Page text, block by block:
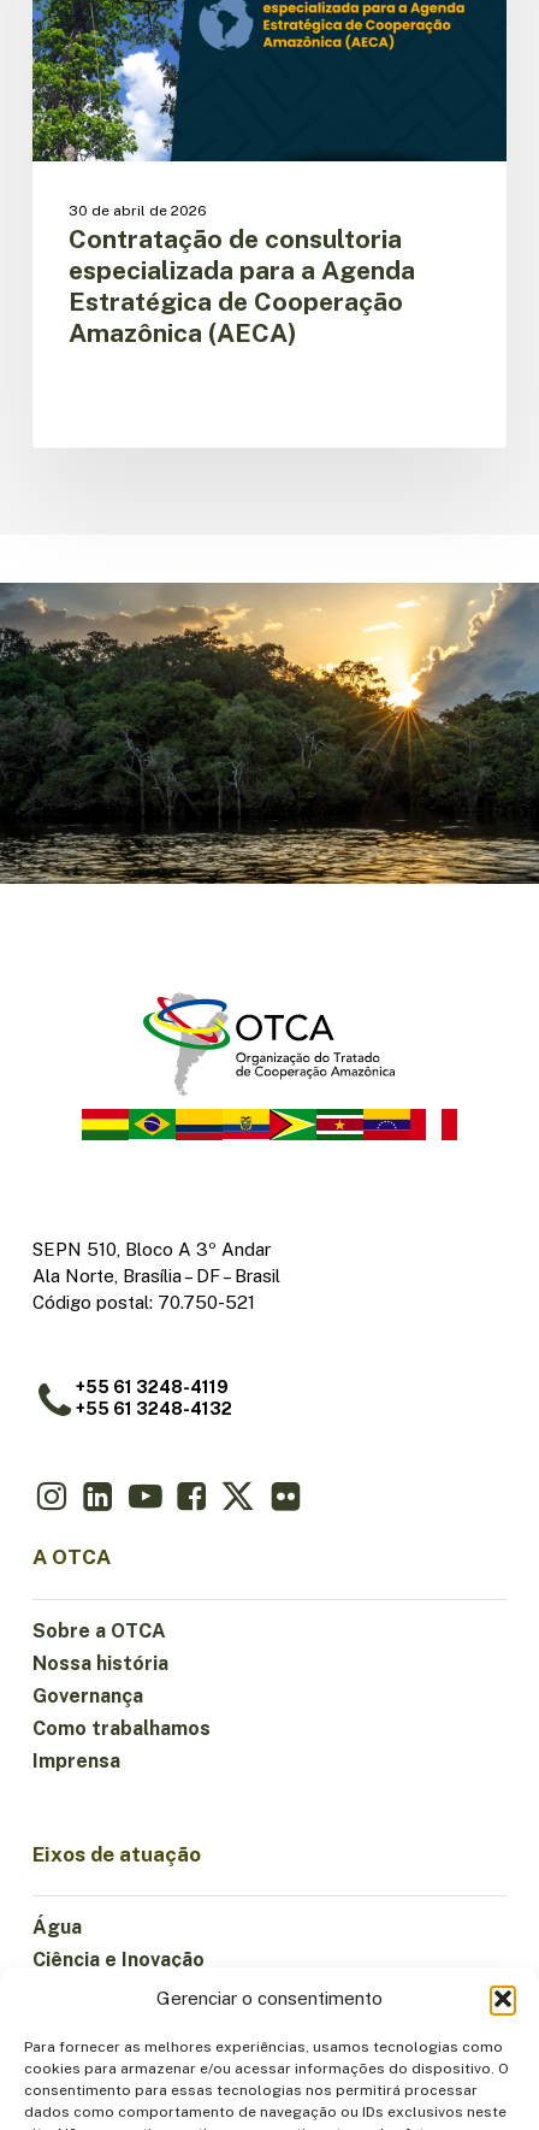
Gerenciar o consentimento
Para fornecer as melhores experiências, usamos tecnologias como
cookies para armazenar e/ou acessar informações do dispositivo. O
consentimento para essas tecnologias nos permitirá processar
dados como comportamento de navegação ou IDs exclusivos neste
Agenda
Estratégica
de
Cooperação
Amazônica
(AECA)
30 de abril de 2026
Contratação de consultoria
especializada para a Agenda
Estratégica de Cooperação
Amazônica (AECA)
SEPN 510, Bloco A 3º Andar
Ala Norte, Brasília – DF – Brasil
Código postal: 70.750-521
+55 61 3248-4119
+55 61 3248-4132
A OTCA
Sobre a OTCA
Nossa história
Governança
Como trabalhamos
Imprensa
Eixos de atuação
Água
Ciência e Inovação
Florestas e Biodiversidade
Institucionalidade
Participação